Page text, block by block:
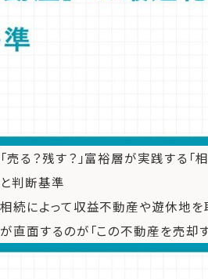
「売る？残す？」富裕層が実践する
と判断基準
相続によって収益不動産や遊休地を
が直面するのが「この不動産を売却